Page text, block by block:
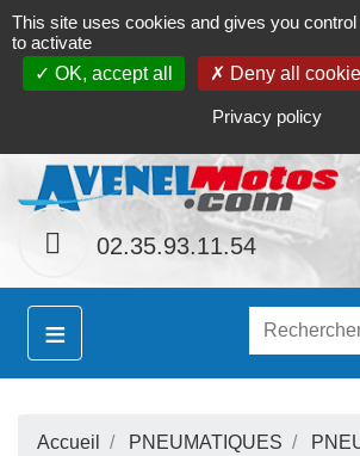
Contact Le magasin Mon
02.35.93.11.54
≡
Accueil PNEUMATIQUES
This site uses cookies and gives you
to activate
OK, accept all
Deny all
Privacy policy